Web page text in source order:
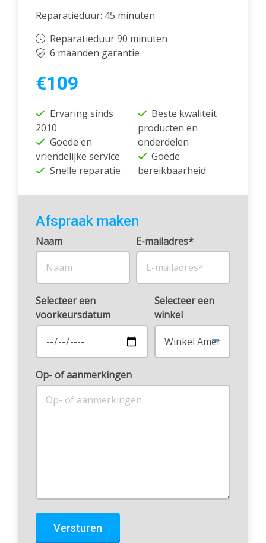
Reparatieduur: 45 minuten
Reparatieduur 90 minuten
6 maanden garantie
€109
Ervaring sinds
2010
Goede en
vriendelijke service
Snelle reparatie
Beste kwaliteit
producten en
onderdelen
Goede
bereikbaarheid
Afspraak maken
Naam E-mailadres*
Selecteer een
voorkeursdatum
Selecteer een
winkel
Op- of aanmerkingen
Versturen